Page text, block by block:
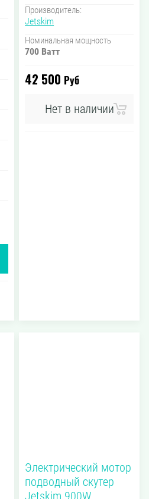
Производитель:
Jetskim
Номинальная мощность
700 Ватт
42 500 Руб
Нет в наличии
Электрический мотор
подводный скутер
Jetskim 900W